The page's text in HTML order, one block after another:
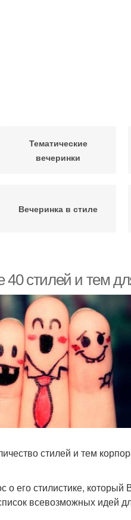
Тематические
вечеринки
Вечеринка в стиле
вечеринок
стилей и тем
стилей и тем
его стилистике, который
всевозможных идей